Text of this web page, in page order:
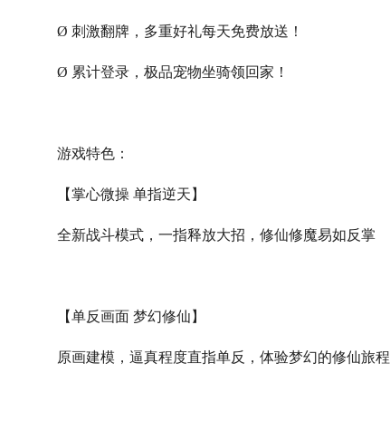
Ø 刺激翻牌，多重好礼每天免费放送！
Ø 累计登录，极品宠物坐骑领回家！
游戏特色：
【掌心微操 单指逆天】
全新战斗模式，一指释放大招，修仙修魔易如反掌
【单反画面 梦幻修仙】
原画建模，逼真程度直指单反，体验梦幻的修仙旅程